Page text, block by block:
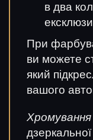
в два
При
ви можете
який
вашого
Хромування